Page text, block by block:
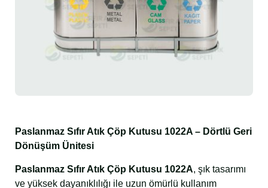
Paslanmaz Sıfır Atık Çöp Kutusu 1022A – Dörtlü Geri
Dönüşüm Ünitesi
Paslanmaz Sıfır Atık Çöp Kutusu 1022A, şık tasarımı
ve yüksek dayanıklılığı ile uzun ömürlü kullanım